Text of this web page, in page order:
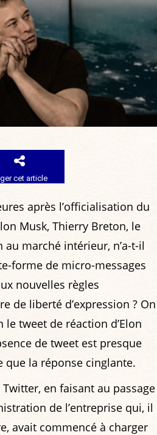
cet article
après l’officialisation du
Musk, Thierry Breton, le
marché intérieur, n’a-t-il
forme de micro-messages
nouvelles règles
de liberté d’expression ? On
tweet de réaction d’Elon
de tweet est presque
la réponse cinglante.
en faisant au passage
de l’entreprise qui, il
avait commencé à charger